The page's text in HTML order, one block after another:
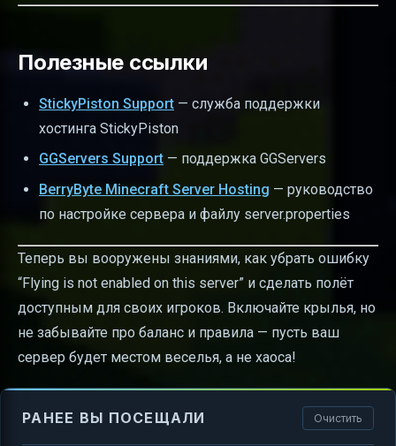
Полезные ссылки
StickyPiston Support — служба поддержки
хостинга StickyPiston
GGServers Support — поддержка GGServers
BerryByte Minecraft Server Hosting — руководство
по настройке сервера и файлу server.properties
Теперь вы вооружены знаниями, как убрать ошибку
“Flying is not enabled on this server” и сделать полёт
доступным для своих игроков. Включайте крылья, но
не забывайте про баланс и правила — пусть ваш
сервер будет местом веселья, а не хаоса!
РАНЕЕ ВЫ ПОСЕЩАЛИ Очистить